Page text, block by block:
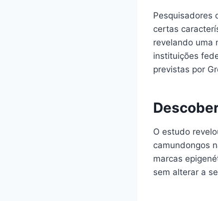
Pesquisadores
certas
revelando uma
instituições
previstas por
O estudo
camundongos
marcas
sem alterar a